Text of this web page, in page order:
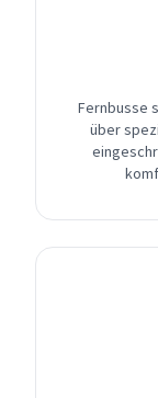
Fernbusse
über